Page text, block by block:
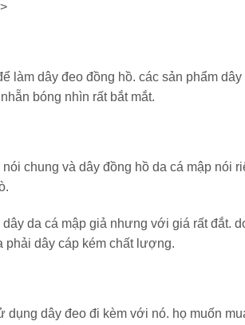
làm dây đeo đồng hồ. các sản phẩm
bóng nhìn rất bắt mắt.
chung và dây đồng hồ da cá mập nói
da cá mập giả nhưng với giá rất đắt.
phải dây cáp kém chất lượng.
dây đeo đi kèm với nó. họ muốn